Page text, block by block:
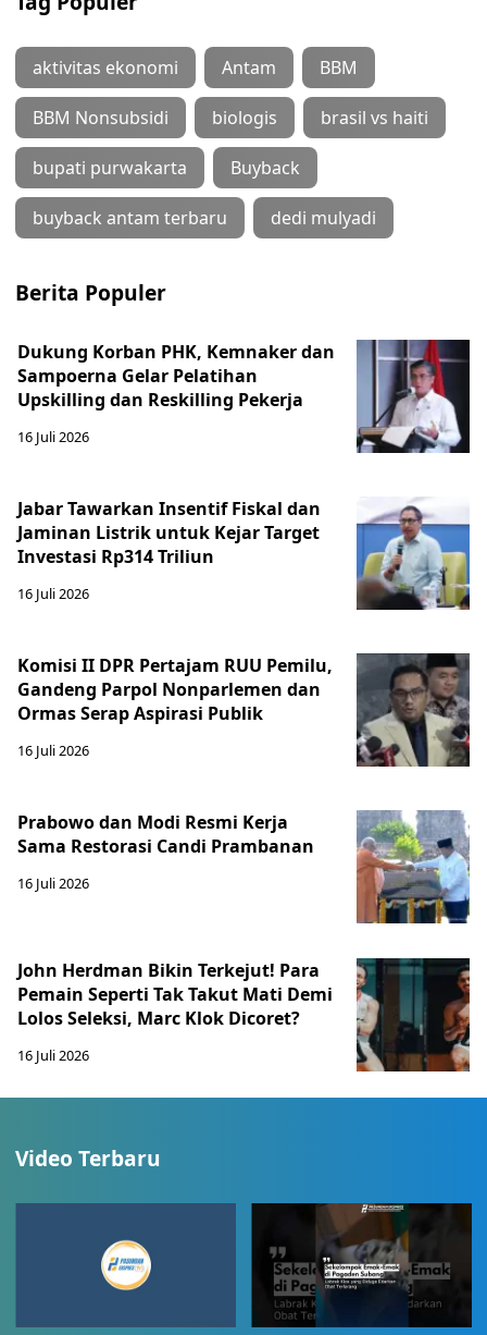
aktivitas ekonomi Antam BBM
BBM Nonsubsidi biologis brasil vs haiti
bupati purwakarta Buyback
buyback antam terbaru dedi mulyadi
Berita Populer
Dukung Korban PHK, Kemnaker dan
Sampoerna Gelar Pelatihan
Upskilling dan Reskilling Pekerja
16 Juli 2026
Jabar Tawarkan Insentif Fiskal dan
Jaminan Listrik untuk Kejar Target
Investasi Rp314 Triliun
16 Juli 2026
Komisi II DPR Pertajam RUU Pemilu,
Gandeng Parpol Nonparlemen dan
Ormas Serap Aspirasi Publik
16 Juli 2026
Prabowo dan Modi Resmi Kerja
Sama Restorasi Candi Prambanan
16 Juli 2026
John Herdman Bikin Terkejut! Para
Pemain Seperti Tak Takut Mati Demi
Lolos Seleksi, Marc Klok Dicoret?
16 Juli 2026
Video Terbaru